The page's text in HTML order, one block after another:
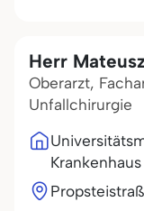
Herr
Oberarzt,
Unfallchirurgie